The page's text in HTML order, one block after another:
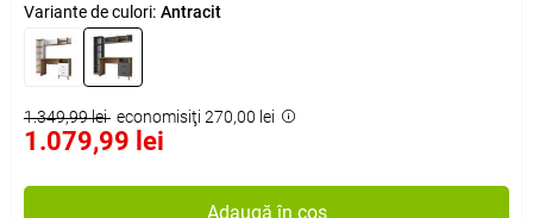
Variante de culori: Antracit
1.349,99 lei economisiţi 270,00 lei
1.079,99 lei
Adaugă în coș